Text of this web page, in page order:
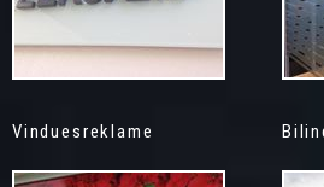
Vinduesreklame